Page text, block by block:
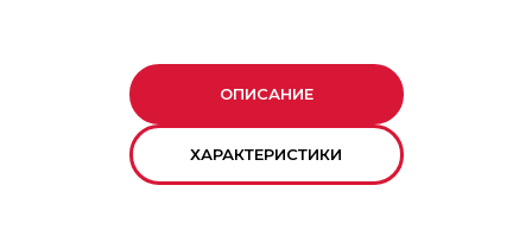
ОПИСАНИЕ
ХАРАКТЕРИСТИКИ